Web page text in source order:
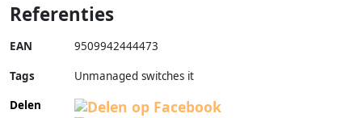
Referenties
EAN 9509942444473
Tags
Unmanaged switches it
Delen